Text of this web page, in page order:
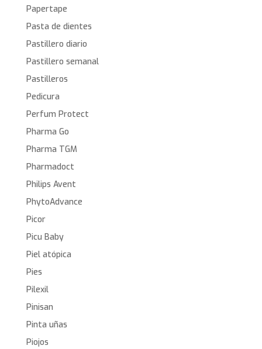
Papertape
Pasta de dientes
Pastillero diario
Pastillero semanal
Pastilleros
Pedicura
Perfum Protect
Pharma Go
Pharma TGM
Pharmadoct
Philips Avent
PhytoAdvance
Picor
Picu Baby
Piel atópica
Pies
Pilexil
Pinisan
Pinta uñas
Piojos